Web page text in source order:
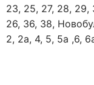
23, 25, 27, 28, 29,
26, 36, 38,
2, 2а, 4, 5, 5а ,6,